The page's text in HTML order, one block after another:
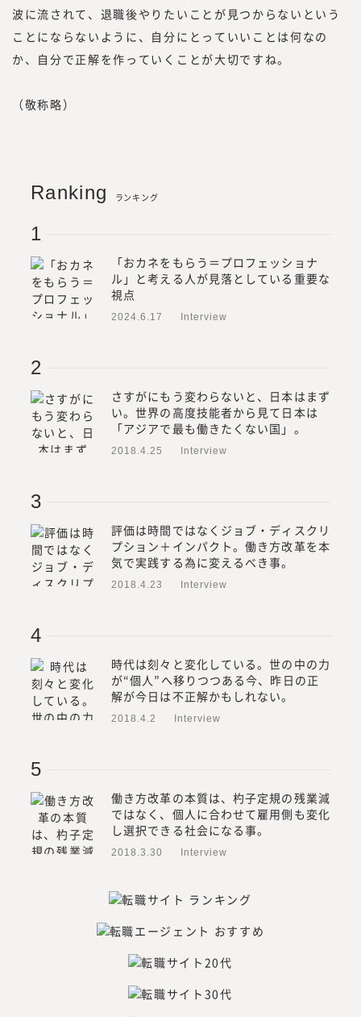
波に流されて、退職後やりたいことが見つからないという
ことにならないように、自分にとっていいことは何なの
か、自分で正解を作っていくことが大切ですね。
（敬称略）
Ranking ランキング
「おカネをもらう＝プロフェッショナ
ル」と考える人が見落としている重要な
視点
2024.6.17 Interview
さすがにもう変わらないと、日本はまず
い。世界の高度技能者から見て日本は
「アジアで最も働きたくない国」。
2018.4.25 Interview
評価は時間ではなくジョブ・ディスクリ
プション＋インパクト。働き方改革を本
気で実践する為に変えるべき事。
2018.4.23 Interview
時代は刻々と変化している。世の中の力
が“個人”へ移りつつある今、昨日の正
解が今日は不正解かもしれない。
2018.4.2 Interview
働き方改革の本質は、杓子定規の残業減
ではなく、個人に合わせて雇用側も変化
し選択できる社会になる事。
2018.3.30 Interview